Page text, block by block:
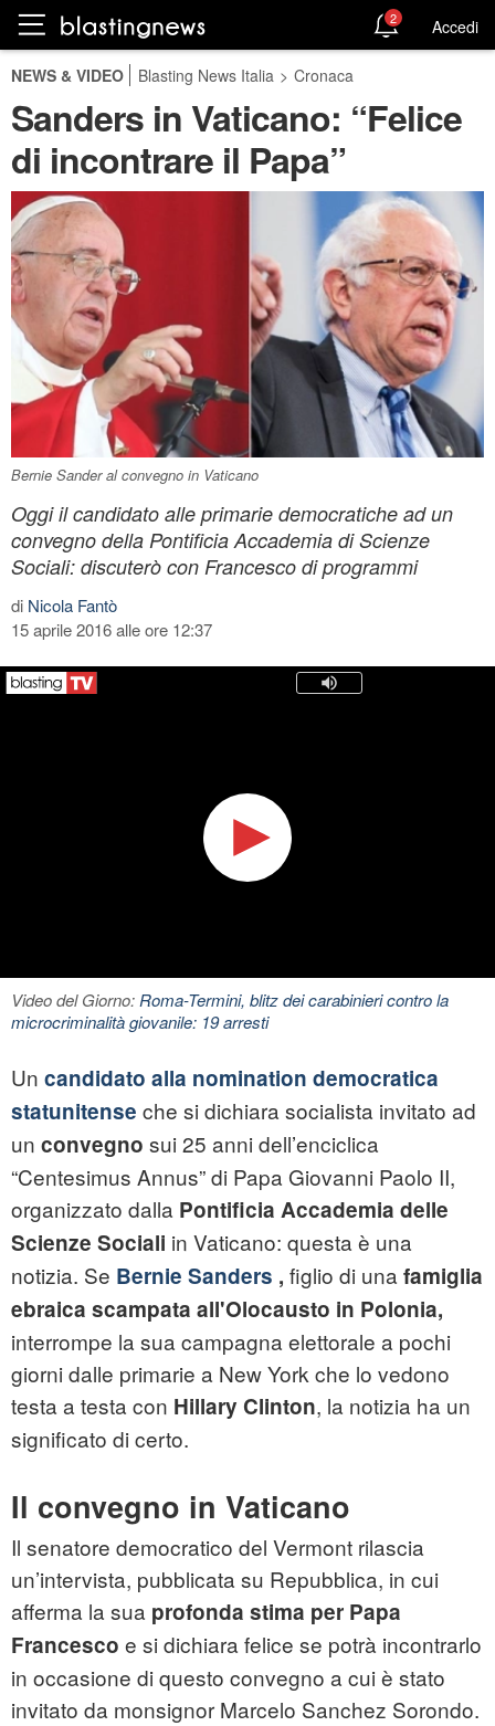
2 Accedi
NEWS & VIDEO Blasting News Italia > Cronaca
Sanders in Vaticano: “Felice
di incontrare il Papa”
Bernie Sander al convegno in Vaticano
Oggi il candidato alle primarie democratiche ad un
convegno della Pontificia Accademia di Scienze
Sociali: discuterò con Francesco di programmi
di Nicola Fantò
15 aprile 2016 alle ore 12:37
Video del Giorno:Roma-Termini, blitz dei carabinieri contro la
microcriminalità giovanile: 19 arresti
Un candidato alla nomination democratica
statunitense che si dichiara socialista invitato ad
un convegno sui 25 anni dell’enciclica
“Centesimus Annus” di Papa Giovanni Paolo II,
organizzato dalla Pontificia Accademia delle
Scienze Sociali in Vaticano: questa è una
notizia. Se Bernie Sanders , figlio di una famiglia
ebraica scampata all'Olocausto in Polonia,
interrompe la sua campagna elettorale a pochi
giorni dalle primarie a New York che lo vedono
testa a testa con Hillary Clinton, la notizia ha un
significato di certo.
Il convegno in Vaticano
Il senatore democratico del Vermont rilascia
un’intervista, pubblicata su Repubblica, in cui
afferma la sua profonda stima per Papa
Francesco e si dichiara felice se potrà incontrarlo
in occasione di questo convegno a cui è stato
invitato da monsignor Marcelo Sanchez Sorondo.